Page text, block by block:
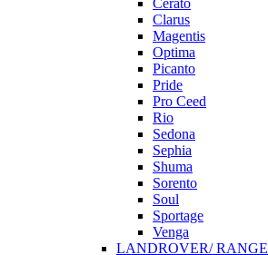
Clarus
Magentis
Optima
Picanto
Pride
Pro Ceed
Rio
Sedona
Sephia
Shuma
Sorento
Soul
Sportage
Venga
LANDROVER/